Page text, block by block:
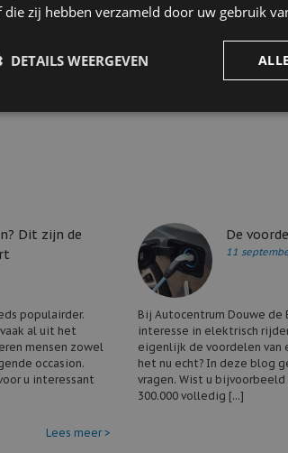
de Beer
een aantal van deze mooie (elektrische)
zowel zakelijke als particuliere rijders. Bij ons
. Bekijk daarnaast ook ons
meer informatie? Neem dan contact met ons op
Dit zijn de
populairder.
al uit het
mensen zowel
occasion.
u interessant
Lees meer >
De
11
Bij Autocentrum Douwe de
interesse in elektrisch
eigenlijk de voordelen van
het nu echt? In deze blog
vragen. Wist u
300.000 volledig [...]
die zij hebben verzameld door uw gebruik
DETAILS WEERGEVEN